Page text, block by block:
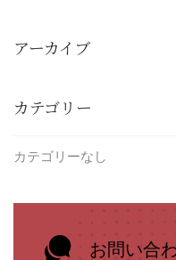
アーカイブ
カテゴリー
カテゴリーなし
お問い合